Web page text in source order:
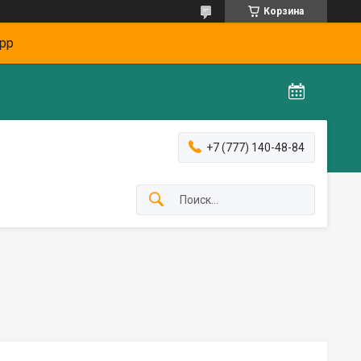
Корзина
+7 (777) 140-48-84